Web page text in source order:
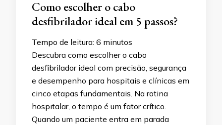
Como escolher o cabo
desfibrilador ideal em 5 passos?
Tempo de leitura: 6 minutos
Descubra como escolher o cabo
desfibrilador ideal com precisão, segurança
e desempenho para hospitais e clínicas em
cinco etapas fundamentais. Na rotina
hospitalar, o tempo é um fator crítico.
Quando um paciente entra em parada